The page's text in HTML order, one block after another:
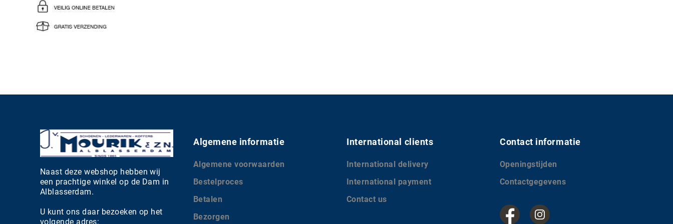
Naast deze webshop hebben wij
een prachtige winkel op de Dam in
Alblasserdam.
U kunt ons daar bezoeken op het
volgende adres:
Algemene informatie
Algemene voorwaarden
Bestelproces
Betalen
Bezorgen
International clients
International delivery
International payment
Contact us
Contact informatie
Openingstijden
Contactgegevens